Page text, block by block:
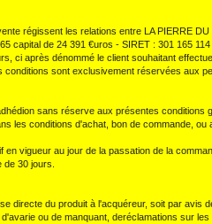
régissent les relations entre LA PIERRE
capital de 24 391 €uros - SIRET : 301 165
ci après dénommé le client souhaitant
conditions sont exclusivement réservées aux
sans réserve aux présentes
les conditions d'achat, bon de commande,
vigueur au jour de la passation de la
30 jours.
directe du produit à l'acquéreur, soit par
ou de manquant, deréclamations sur